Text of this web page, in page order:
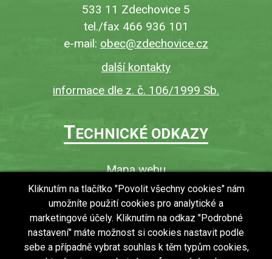
533 11 Zdechovice 5
tel./fax 466 936 101
e-mail: obec@zdechovice.cz
další kontakty
informace dle z. č. 106/1999 Sb.
TECHNICKÉ ODKAZY
Mapa webu
O webu
Povinně zveřejňované informace
Ochrana osobních údajů (GDPR)
Vyhledávání
Kliknutím na tlačítko "Povolit všechny cookies" nám
umožníte použití cookies pro analytické a
marketingové účely. Kliknutím na odkaz "Podrobné
nastavení" máte možnost si cookies nastavit podle
sebe a případně vybrat souhlas k těm typům cookies,